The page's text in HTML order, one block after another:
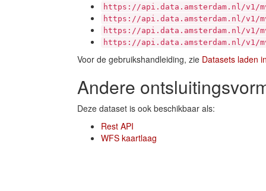
https://api.data.amsterdam.nl/
https://api.data.amsterdam.nl/
https://api.data.amsterdam.nl/
https://api.data.amsterdam.nl/
Voor de gebruikshandleiding, zie Datasets laden
Andere
Deze dataset is ook beschikbaar als:
Rest API
WFS kaartlaag